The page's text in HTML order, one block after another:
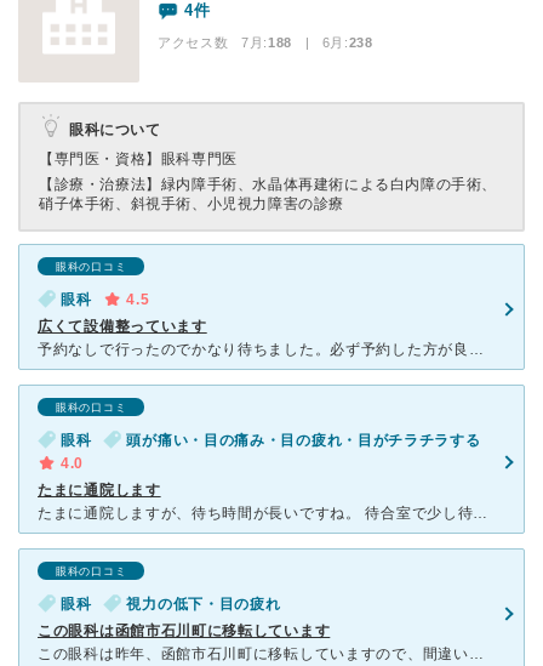
4件
アクセス数 7月:188 | 6月:238
眼科について
【専門医・資格】 眼科専門医
【診療・治療法】 緑内障手術、水晶体再建術による白内障の手術、
硝子体手術、斜視手術、小児視力障害の診療
眼科の口コミ
眼科
4.5
広くて設備整っています
予約なしで行ったのでかなり待ちました。必ず予約した方が良いです。最新の設備が整っているように思えました。目の前にゴミのようなものが浮くようになり受診しました。始めに視力検査をしましたがついてくれた看護
眼科の口コミ
眼科
頭が痛い・目の痛み・目の疲れ・目がチラチラする
4.0
たまに通院します
たまに通院しますが、待ち時間が長いですね。 待合室で少し待って、中に入り視力などを測ったり看護師さんと色々やるのに時間かかり、その後先生の診察に少し待たされるので、すぐはみてもらえないです。 他の
眼科の口コミ
眼科
視力の低下・目の疲れ
この眼科は函館市石川町に移転しています
この眼科は昨年、函館市石川町に移転していますので、間違いないで行ってください。 なぜか住所が間違えて登録されているケースが多いですね。 せっかくの医療情報提供サイトなのに残念です。 ちなみに石川